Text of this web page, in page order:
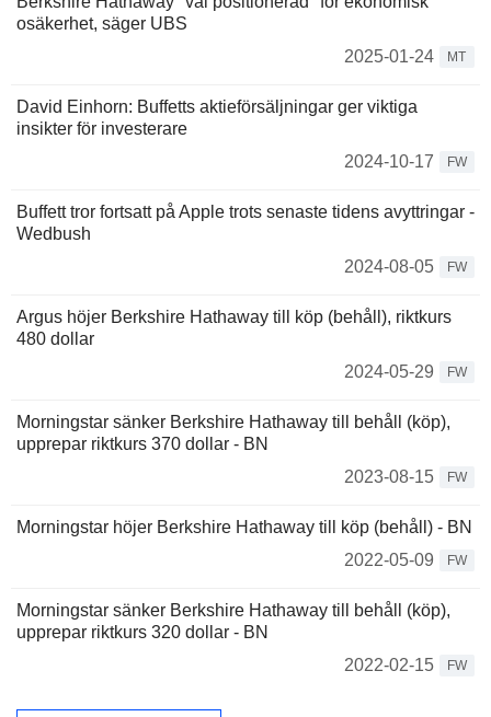
osäkerhet, säger UBS
2025-01-24
MT
David Einhorn: Buffetts aktieförsäljningar ger viktiga
insikter för investerare
2024-10-17
FW
Buffett tror fortsatt på Apple trots senaste tidens avyttringar -
Wedbush
2024-08-05
FW
Argus höjer Berkshire Hathaway till köp (behåll), riktkurs
480 dollar
2024-05-29
FW
Morningstar sänker Berkshire Hathaway till behåll (köp),
upprepar riktkurs 370 dollar - BN
2023-08-15
FW
Morningstar höjer Berkshire Hathaway till köp (behåll) - BN
2022-05-09
FW
Morningstar sänker Berkshire Hathaway till behåll (köp),
upprepar riktkurs 320 dollar - BN
2022-02-15
FW